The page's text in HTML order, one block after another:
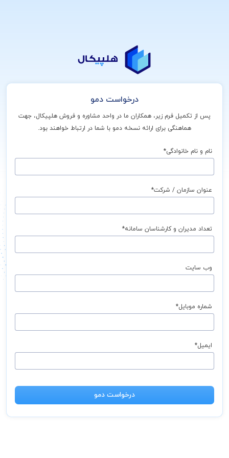
درخواست دمو
پس از تکمیل فرم زیر، همکاران ما در واحد مشاوره و فروش هلپیکال، جهت
هماهنگی برای ارائه نسخه دمو با شما در ارتباط خواهند بود.
نام و نام خانوادگی*
عنوان سازمان / شرکت*
تعداد مدیران و کارشناسان سامانه*
وب سایت
شماره موبایل*
ایمیل*
درخواست دمو